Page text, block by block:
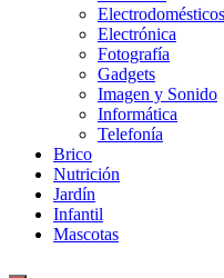
Electrodomésticos
Electrónica
Fotografía
Gadgets
Imagen y Sonido
Informática
Telefonía
Brico
Nutrición
Jardín
Infantil
Mascotas